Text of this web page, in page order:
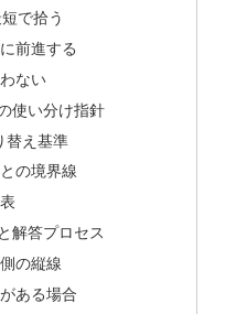
で拾う
前進する
ない
使い分け指針
替え基準
の境界線
解答プロセス
の縦線
ある場合